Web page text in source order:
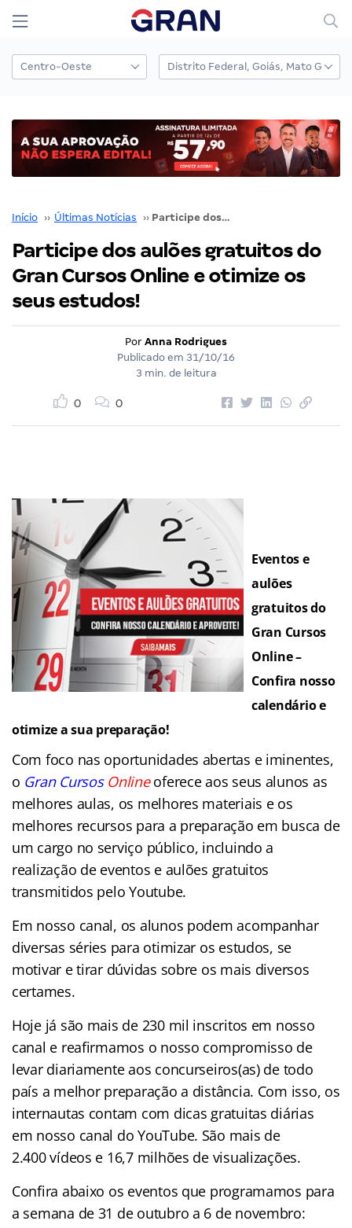
Início ›› Últimas Notícias ›› Participe dos aulões gratuitos do Gran Cursos Online e otimize os seus estudos!
Participe dos aulões gratuitos do
Gran Cursos Online e otimize os
seus estudos!
Por Anna Rodrigues
Publicado em 31/10/16
3 min. de leitura
0 0
Eventos e
aulões
gratuitos do
Gran Cursos
Online –
Confira nosso
calendário e
otimize a sua preparação!
Com foco nas oportunidades abertas e iminentes,
o Gran Cursos Onlineoferece aos seus alunos as
melhores aulas, os melhores materiais e os
melhores recursos para a preparação em busca de
um cargo no serviço público, incluindo a
realização de eventos e aulões gratuitos
transmitidos pelo Youtube.
Em nosso canal, os alunos podem acompanhar
diversas séries para otimizar os estudos, se
motivar e tirar dúvidas sobre os mais diversos
certames.
Hoje já são mais de 230 mil inscritos em nosso
canal e reafirmamos o nosso compromisso de
levar diariamente aos concurseiros(as) de todo
país a melhor preparação a distância. Com isso, os
internautas contam com dicas gratuitas diárias
em nosso canal do YouTube. São mais de
2.400 vídeos e 16,7 milhões de visualizações.
Confira abaixo os eventos que programamos para
a semana de 31 de outubro a 6 de novembro: